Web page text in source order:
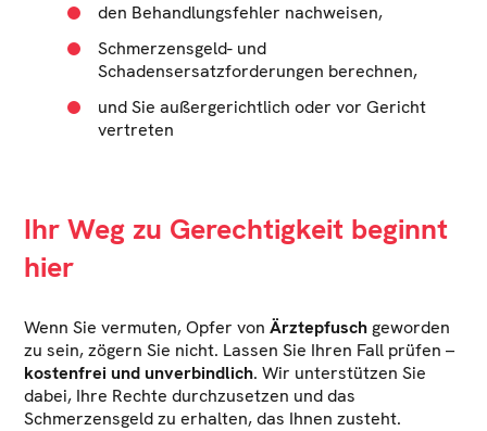
den Behandlungsfehler nachweisen,
Schmerzensgeld- und
Schadensersatzforderungen berechnen,
und Sie außergerichtlich oder vor Gericht
vertreten
Ihr Weg zu Gerechtigkeit beginnt
hier
Wenn Sie vermuten, Opfer vonÄrztepfusch geworden
zu sein, zögern Sie nicht. Lassen Sie Ihren Fall prüfen –
kostenfrei und unverbindlich. Wir unterstützen Sie
dabei, Ihre Rechte durchzusetzen und das
Schmerzensgeld zu erhalten, das Ihnen zusteht.